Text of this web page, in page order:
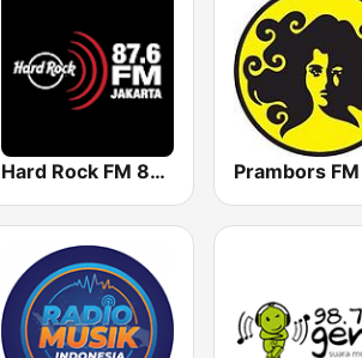
Hard Rock FM 87.6 - Jakarta